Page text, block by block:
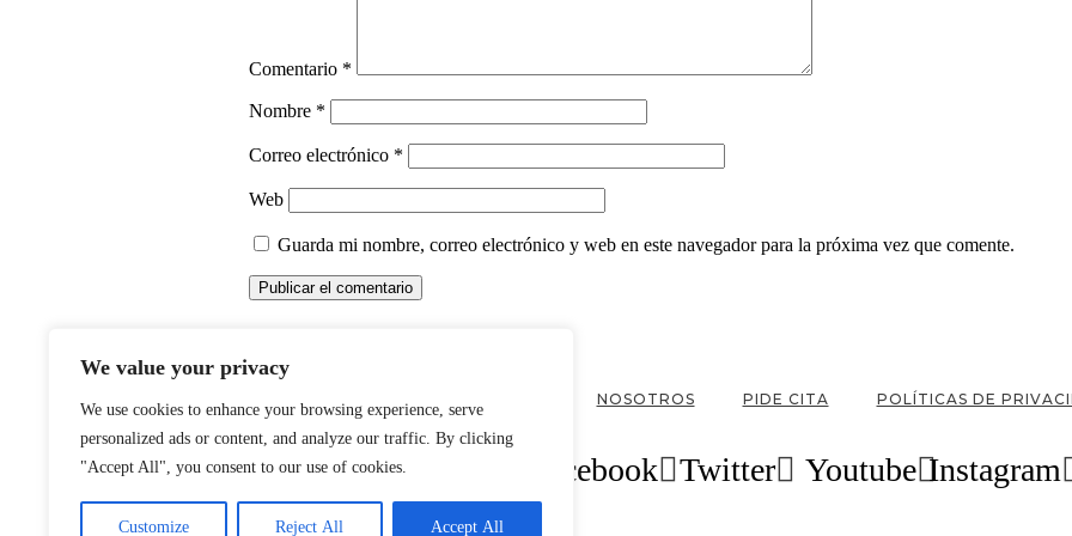
We value your privacy
We use cookies to enhance your browsing experience, serve
personalized ads or content, and analyze our traffic. By clicking
"Accept All", you consent to our use of cookies.
Customize Reject All Accept All
Comentario *
Nombre *
Correo electrónico *
Web
Guarda mi nombre, correo electrónico y web en este navegador para la próxima vez que comente.
NOSOTROS PIDE CITA POLÍTICAS DE
Facebook Twitter Youtube Instagram